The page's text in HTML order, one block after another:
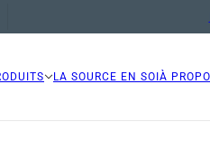
LA SOURCE EN SOI À